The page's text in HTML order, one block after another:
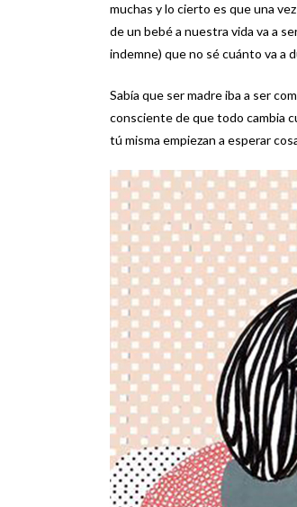
muchas y lo cierto es que una
de un bebé a nuestra vida va a
indemne) que no sé cuánto va a
Sabía que ser madre iba a ser
consciente de que todo cambia
tú misma empiezan a esperar